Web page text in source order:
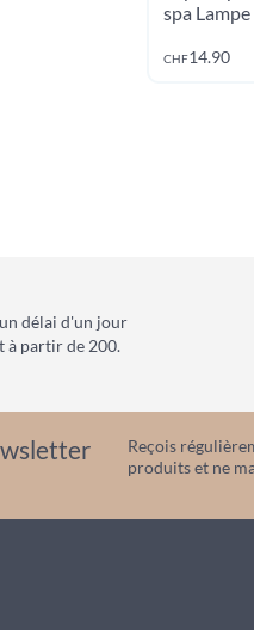
spa
CHF14.90
délai d'un jour
à partir de 200.
Reçois
produits et ne